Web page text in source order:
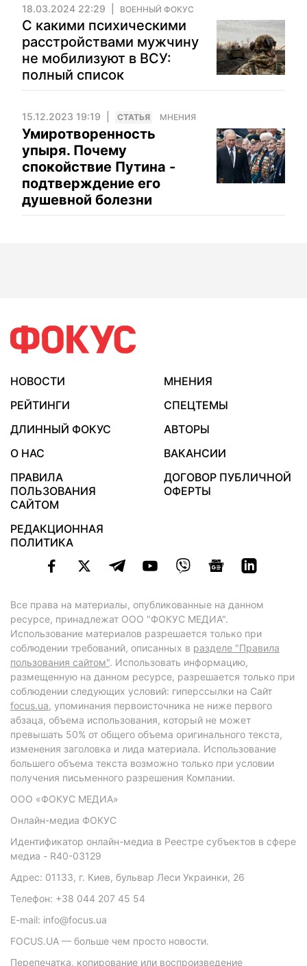
18.03.2024 22:29 ВОЕННЫЙ ФОКУС
С какими психическими
расстройствами мужчину
не мобилизуют в ВСУ:
полный список
15.12.2023 19:19 CТАТЬЯ МНЕНИЯ
Умиротворенность
упыря. Почему
спокойствие Путина -
подтверждение его
душевной болезни
НОВОСТИ
МНЕНИЯ
РЕЙТИНГИ
СПЕЦТЕМЫ
ДЛИННЫЙ ФОКУС
АВТОРЫ
О НАС
ВАКАНСИИ
ПРАВИЛА
ПОЛЬЗОВАНИЯ
САЙТОМ
ДОГОВОР ПУБЛИЧНОЙ
ОФЕРТЫ
РЕДАКЦИОННАЯ
ПОЛИТИКА
Все права на материалы, опубликованные на данном
ресурсе, принадлежат ООО "ФОКУС МЕДИА".
Использование материалов разрешается только при
соблюдении требований, описанных в разделе "Правила
пользования сайтом". Использовать информацию,
размещенную на данном ресурсе, разрешается только при
соблюдении следующих условий: гиперссылки на Сайт
focus.ua, упоминания первоисточника не ниже первого
абзаца, объема использования, который не может
превышать 50% от общего объема оригинального текста,
изменения заголовка и лида материала. Использование
большего объема текста возможно только при условии
получения письменного разрешения Компании.
ООО «ФОКУС МЕДИА»
Онлайн-медиа ФОКУС
Идентификатор онлайн-медиа в Реестре субъектов в сфере
медиа - R40-03129
Адрес: 01133, г. Киев, бульвар Леси Украинки, 26
Телефон: +38 044 207 45 54
E-mail: info@focus.ua
FOCUS.UA — больше чем просто новости.
Перепечатка, копирование или воспроизведение